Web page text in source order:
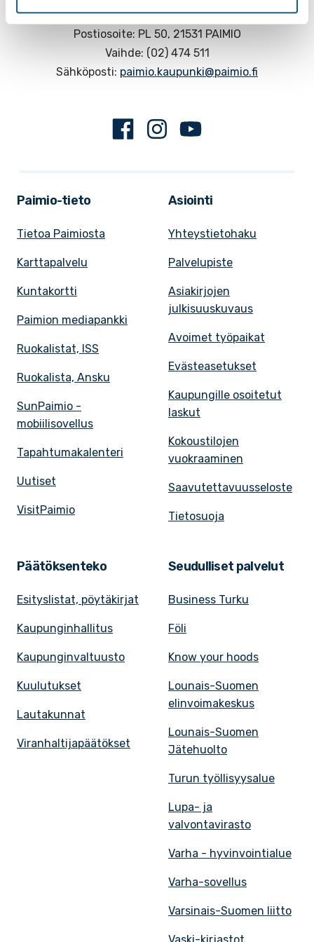
Käyntiosoite: Vistantie 18
Postiosoite: PL 50, 21531 PAIMIO
Vaihde: (02) 474 511
Sähköposti: paimio.kaupunki@paimio.fi
FacebookInstagram
Paimio-tieto
Tietoa Paimiosta
Karttapalvelu
Kuntakortti
Paimion mediapankki
Ruokalistat, ISS
Ruokalista, Ansku
SunPaimio -
mobiilisovellus
Tapahtumakalenteri
Uutiset
VisitPaimio
Asiointi
Yhteystietohaku
Palvelupiste
Asiakirjojen
julkisuuskuvaus
Avoimet työpaikat
Evästeasetukset
Kaupungille osoitetut
laskut
Kokoustilojen
vuokraaminen
Saavutettavuusseloste
Tietosuoja
Päätöksenteko
Esityslistat, pöytäkirjat
Kaupunginhallitus
Kaupunginvaltuusto
Kuulutukset
Lautakunnat
Viranhaltijapäätökset
Seudulliset palvelut
Business Turku
Föli
Know your hoods
Lounais-Suomen
elinvoimakeskus
Lounais-Suomen
Jätehuolto
Turun työllisyysalue
Lupa- ja
valvontavirasto
Varha - hyvinvointialue
Varha-sovellus
Varsinais-Suomen liitto